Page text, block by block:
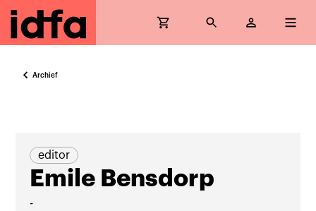
Archief
editor
Emile Bensdorp
-